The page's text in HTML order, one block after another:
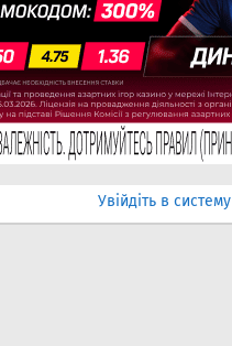
Увійдіть в систему